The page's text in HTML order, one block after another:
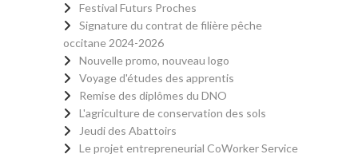
Festival Futurs Proches
Signature du contrat de filière pêche
occitane 2024-2026
Nouvelle promo, nouveau logo
Voyage d'études des apprentis
Remise des diplômes du DNO
L'agriculture de conservation des sols
Jeudi des Abattoirs
Le projet entrepreneurial CoWorker Service